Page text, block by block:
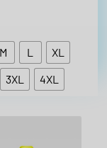
D
P
R
M L
XL
3XL 4XL